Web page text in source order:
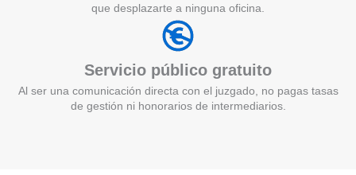
que desplazarte a ninguna oficina.
Servicio público gratuito
Al ser una comunicación directa con el juzgado, no pagas tasas
de gestión ni honorarios de intermediarios.